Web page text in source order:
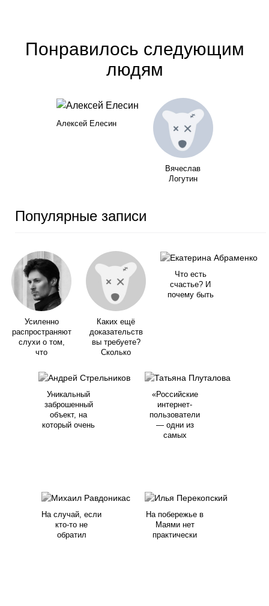
Понравилось следующим
людям
Алексей Елесин
Вячеслав
Логутин
Популярные записи
Усиленно
распространяют
слухи о том,
что
Каких ещё
доказательств
вы требуете?
Сколько
Что есть
счастье? И
почему быть
Уникальный
заброшенный
объект, на
который очень
«Российские
интернет-
пользователи
— одни из
самых
На случай, если
кто-то не
обратил
На побережье в
Маями нет
практически